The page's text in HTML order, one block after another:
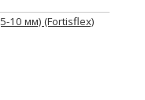
10 мм) (Fortisflex)